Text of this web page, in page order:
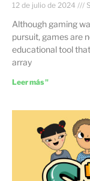
12 de julio de 2024
Although gaming
pursuit, games are
educational tool
array
Leer más "